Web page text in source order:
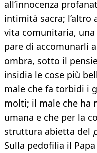
all’innocenza
intimità sacra; l’altro
vita comunitaria,
pare di accomunarli
ombra, sotto il
insidia le cose più
male che fa torbidi i
molti; il male che ha
umana e che per la
struttura abietta del
Sulla pedofilia il